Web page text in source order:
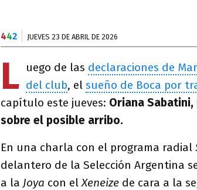
442 JUEVES 23 DE ABRIL DE 2026
L uego de las declaraciones de
del club, el sueño de Boca por
capítulo este jueves: Oriana
sobre el posible arribo.
En una charla con el programa radial
delantero de la Selección Argentina
a la Joya con elXeneize de cara a la